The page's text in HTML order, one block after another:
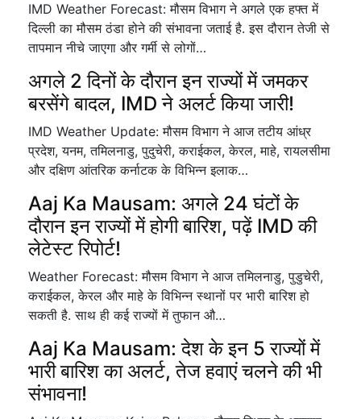
IMD Weather Forecast: मौसम विभाग ने अगले एक हफ्त में
दिल्ली का मौसम ठंडा होने की संभावना जताई है. इस दौरान तेजी से
तापमान नीचे जाएगा और गर्मी से लोगों…
अगले 2 दिनों के दौरान इन राज्यों में जमकर
बरसेंगे बादल, IMD ने अलर्ट किया जारी!
IMD Weather Update: मौसम विभाग ने आज तटीय आंध्र
प्रदेश, यनम, तमिलनाडु, पुदुचेरी, कराईकल, केरल, माहे, रायलसीमा
और दक्षिण आंतरिक कर्नाटक के विभिन्न इलाक…
Aaj Ka Mausam: अगले 24 घंटों के
दौरान इन राज्यों में होगी बारिश, पढ़ें IMD की
लेटेस्ट रिपोर्ट!
Weather Forecast: मौसम विभाग ने आज तमिलनाडु, पुडुचेरी,
कराईकल, केरल और माहे के विभिन्न स्थानों पर भारी बारिश हो
सकती है. साथ ही कई राज्यों में तुफान औ…
Aaj Ka Mausam: देश के इन 5 राज्यों में
भारी बारिश का अलर्ट, तेज हवाएं चलने की भी
संभावना!